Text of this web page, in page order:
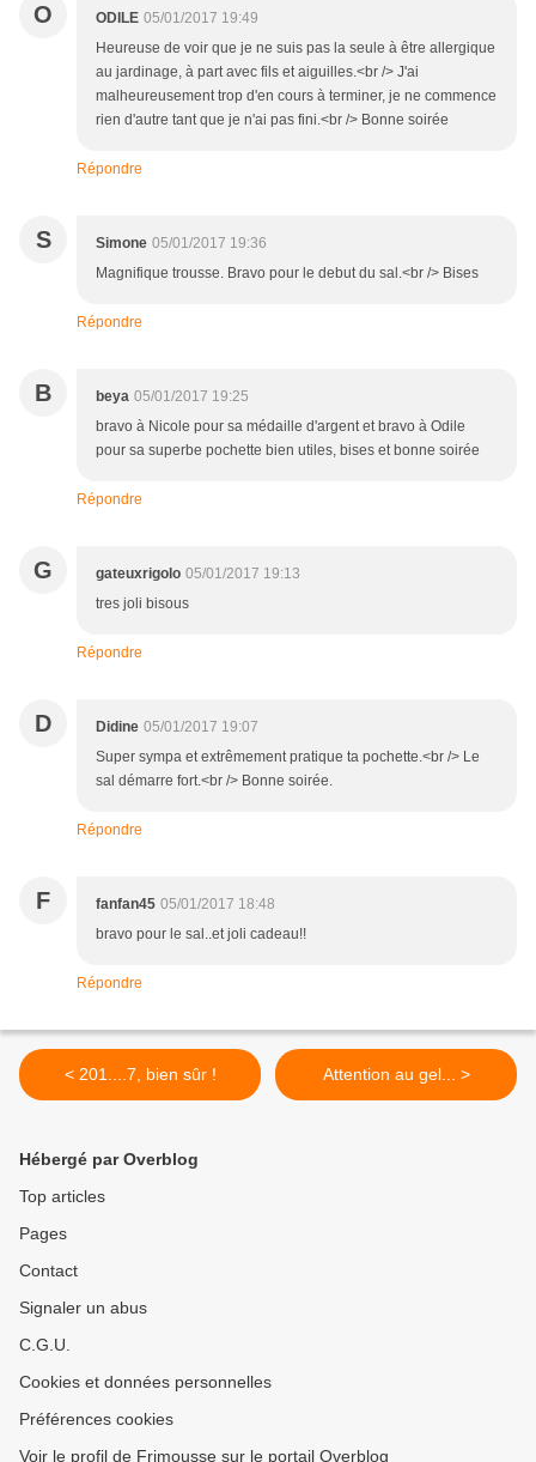
O ODILE 05/01/2017 19:49
Heureuse de voir que je ne suis pas la seule à être allergique
au jardinage, à part avec fils et aiguilles.<br /> J'ai
malheureusement trop d'en cours à terminer, je ne commence
rien d'autre tant que je n'ai pas fini.<br /> Bonne soirée
Répondre
S Simone 05/01/2017 19:36
Magnifique trousse. Bravo pour le debut du sal.<br /> Bises
Répondre
B beya 05/01/2017 19:25
bravo à Nicole pour sa médaille d'argent et bravo à Odile
pour sa superbe pochette bien utiles, bises et bonne soirée
Répondre
G gateuxrigolo 05/01/2017 19:13
tres joli bisous
Répondre
D Didine 05/01/2017 19:07
Super sympa et extrêmement pratique ta pochette.<br /> Le
sal démarre fort.<br /> Bonne soirée.
Répondre
F fanfan45 05/01/2017 18:48
bravo pour le sal..et joli cadeau!!
Répondre
< 201....7, bien sûr ! Attention au gel... >
Hébergé par Overblog
Top articles
Pages
Contact
Signaler un abus
C.G.U.
Cookies et données personnelles
Préférences cookies
Voir le profil de Frimousse sur le portail Overblog